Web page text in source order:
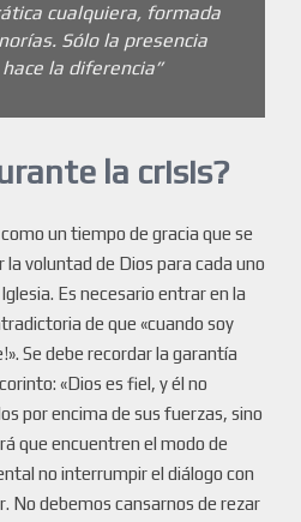
cualquiera, formada
Sólo la presencia
la diferencia”
la crisis?
un tiempo de gracia que se
la voluntad de Dios para cada uno
Es necesario entrar en la
de que «cuando soy
Se debe recordar la garantía
«Dios es fiel, y él no
por encima de sus fuerzas, sino
que encuentren el modo de
no interrumpir el diálogo con
No debemos cansarnos de rezar